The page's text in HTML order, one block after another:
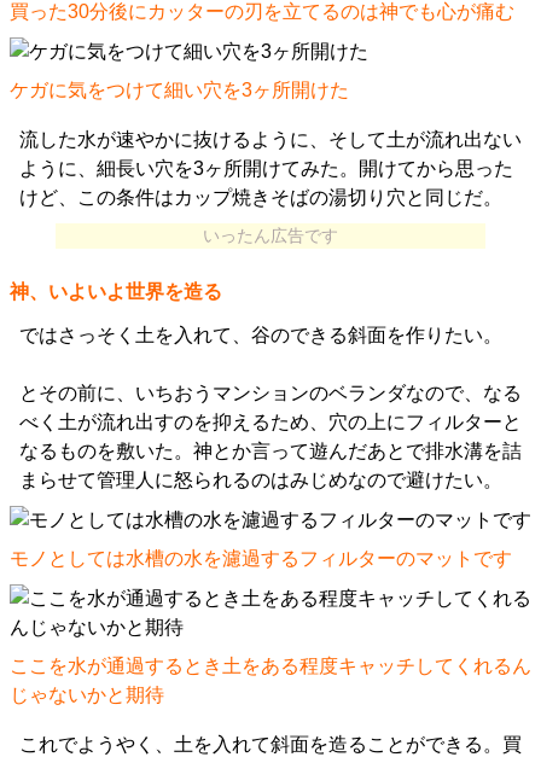
買った30分後にカッターの刃を立てるのは神でも心が痛む
ケガに気をつけて細い穴を3ヶ所開けた
流した水が速やかに抜けるように、そして土が流れ出ない
ように、細長い穴を3ヶ所開けてみた。開けてから思った
けど、この条件はカップ焼きそばの湯切り穴と同じだ。
いったん広告です
神、いよいよ世界を造る
ではさっそく土を入れて、谷のできる斜面を作りたい。
とその前に、いちおうマンションのベランダなので、なる
べく土が流れ出すのを抑えるため、穴の上にフィルターと
なるものを敷いた。神とか言って遊んだあとで排水溝を詰
まらせて管理人に怒られるのはみじめなので避けたい。
モノとしては水槽の水を濾過するフィルターのマットです
ここを水が通過するとき土をある程度キャッチしてくれるん
じゃないかと期待
これでようやく、土を入れて斜面を造ることができる。買